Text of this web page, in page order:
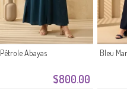
$800.00
Pétrole Abayas Bleu